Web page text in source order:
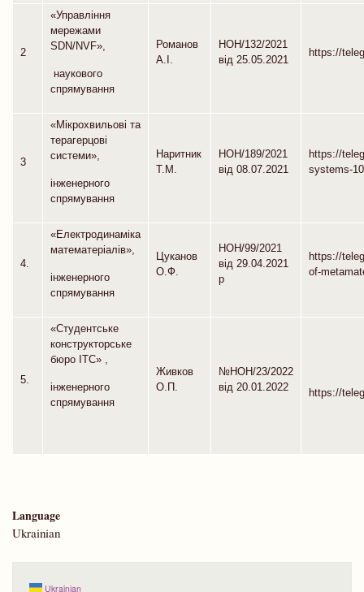
2
«Управління
мережами
SDN/NVF»,
наукового
спрямування
Романов
А.І.
НОН/132/2021
від 25.05.2021
https://
3
«Мікрохвильові та
терагерцові
системи»,
інженерного
спрямування
Наритник
Т.М.
НОН/189/2021
від 08.07.2021
https://
systems-
4.
«Електродинаміка
математеріалів»,
інженерного
спрямування
Цуканов
О.Ф.
НОН/99/2021
від 29.04.2021
р
https://
of-
5.
«Студентське
конструкторське
бюро ІТС» ,
інженерного
спрямування
Живков
О.П.
№НОН/23/2022
від 20.01.2022
https://
Language
Ukrainian
Ukrainian